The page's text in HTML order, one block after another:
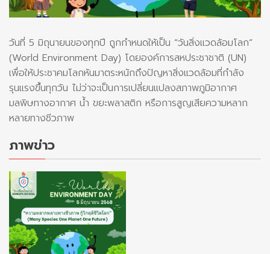
วันที่ 5 มิถุนายนของทุกปี ถูกกำหนดให้เป็น “วันสิ่งแวดล้อมโลก”
(World Environment Day) โดยองค์การสหประชาชาติ (UN)
เพื่อให้ประชาคมโลกหันมาตระหนักถึงปัญหาสิ่งแวดล้อมที่กำลัง
รุนแรงขึ้นทุกวัน ไม่ว่าจะเป็นการเปลี่ยนแปลงสภาพภูมิอากาศ
มลพิษทางอากาศ น้ำ ขยะพลาสติก หรือการสูญเสียความหลาก
หลายทางชีวภาพ
ภาพข่าว